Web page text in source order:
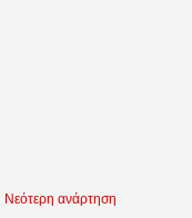
Νεότερη ανάρτηση